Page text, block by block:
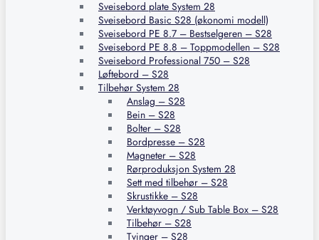
Sveisebord plate System 28
Sveisebord Basic S28 (økonomi modell)
Sveisebord PE 8.7 – Bestselgeren – S28
Sveisebord PE 8.8 – Toppmodellen – S28
Sveisebord Professional 750 – S28
Løftebord – S28
Tilbehør System 28
Anslag – S28
Bein – S28
Bolter – S28
Bordpresse – S28
Magneter – S28
Rørproduksjon System 28
Sett med tilbehør – S28
Skrustikke – S28
Verktøyvogn / Sub Table Box – S28
Tilbehør – S28
Tvinger – S28